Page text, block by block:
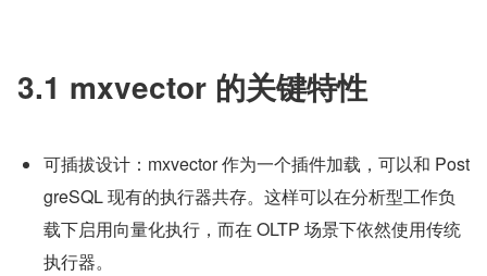
3.1 mxvector 的关键特性
可插拔设计：mxvector 作为一个插件加载，可以和 Post
greSQL 现有的执行器共存。这样可以在分析型工作负
载下启用向量化执行，而在 OLTP 场景下依然使用传统
执行器。